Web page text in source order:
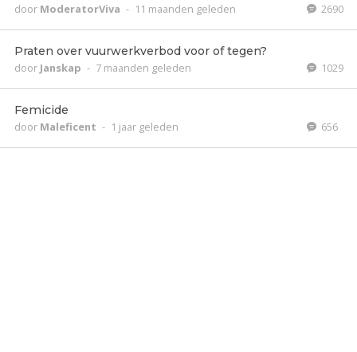
door ModeratorViva - 11 maanden geleden 2690
Praten over vuurwerkverbod voor of tegen?
door Janskap - 7 maanden geleden 1029
Femicide
door Maleficent - 1 jaar geleden 656